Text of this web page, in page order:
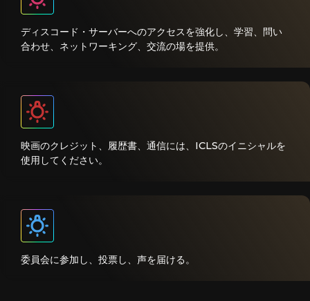
ディスコード・サーバーへのアクセスを強化し、学習、問い
合わせ、ネットワーキング、交流の場を提供。
映画のクレジット、履歴書、通信には、ICLSのイニシャルを
使用してください。
委員会に参加し、投票し、声を届ける。